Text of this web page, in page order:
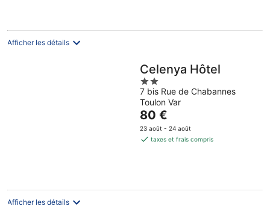
par
Afficher les détails
Celenya Hôtel
2
out
of
5
7 bis Rue de Chabannes
Toulon Var
Le
prix
est
80 €
23 août - 24 août
taxes et frais compris
Afficher les détails